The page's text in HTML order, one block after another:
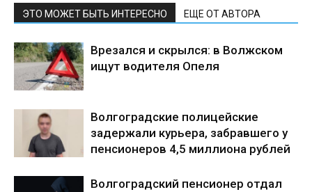
ЭТО МОЖЕТ БЫТЬ ИНТЕРЕСНО ЕЩЕ ОТ АВТОРА
Врезался и скрылся: в Волжском
ищут водителя Опеля
Волгоградские полицейские
задержали курьера, забравшего у
пенсионеров 4,5 миллиона рублей
Волгоградский пенсионер отдал